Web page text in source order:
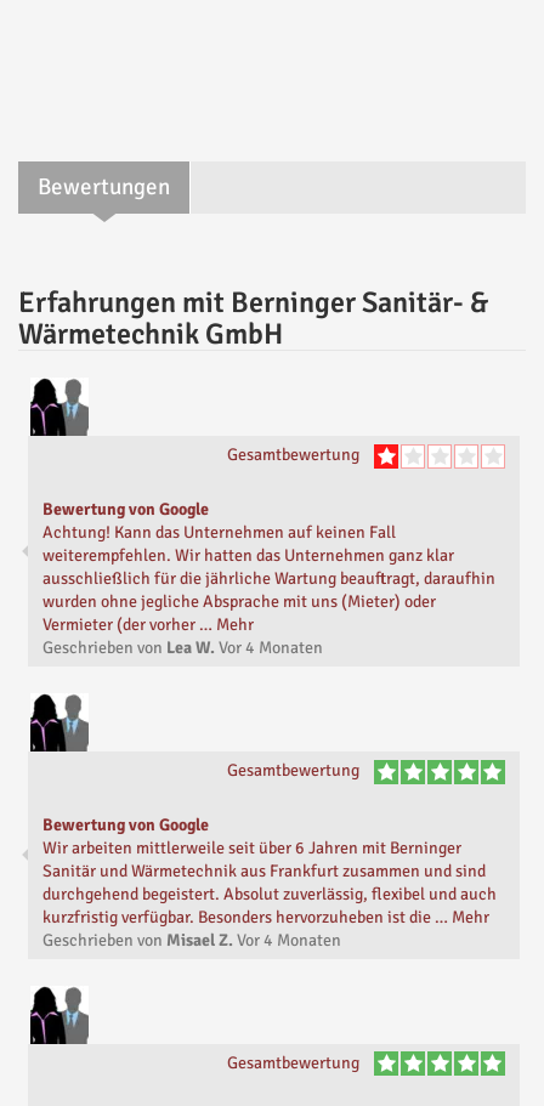
Bewertungen
Erfahrungen mit Berninger Sanitär- &
Wärmetechnik GmbH
Gesamtbewertung
Bewertung von Google
Achtung! Kann das Unternehmen auf keinen Fall
weiterempfehlen. Wir hatten das Unternehmen ganz klar
ausschließlich für die jährliche Wartung beauftragt, daraufhin
wurden ohne jegliche Absprache mit uns (Mieter) oder
Vermieter (der vorher … Mehr
Geschrieben von Lea W. Vor4 Monaten
Gesamtbewertung
Bewertung von Google
Wir arbeiten mittlerweile seit über 6 Jahren mit Berninger
Sanitär und Wärmetechnik aus Frankfurt zusammen und sind
durchgehend begeistert. Absolut zuverlässig, flexibel und auch
kurzfristig verfügbar. Besonders hervorzuheben ist die … Mehr
Geschrieben von Misael Z. Vor4 Monaten
Gesamtbewertung